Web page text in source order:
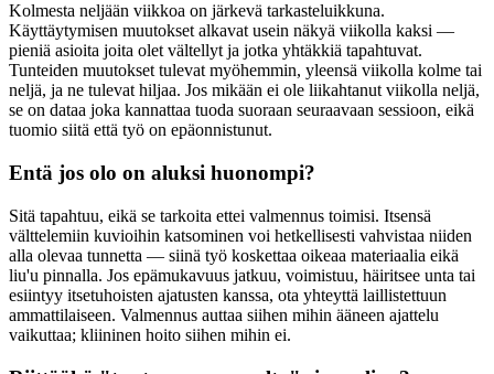
Kolmesta neljään viikkoa on järkevä tarkasteluikkuna.
Käyttäytymisen muutokset alkavat usein näkyä viikolla kaksi —
pieniä asioita joita olet vältellyt ja jotka yhtäkkiä tapahtuvat.
Tunteiden muutokset tulevat myöhemmin, yleensä viikolla kolme tai
neljä, ja ne tulevat hiljaa. Jos mikään ei ole liikahtanut viikolla neljä,
se on dataa joka kannattaa tuoda suoraan seuraavaan sessioon, eikä
tuomio siitä että työ on epäonnistunut.
Entä jos olo on aluksi huonompi?
Sitä tapahtuu, eikä se tarkoita ettei valmennus toimisi. Itsensä
välttelemiin kuvioihin katsominen voi hetkellisesti vahvistaa niiden
alla olevaa tunnetta — siinä työ koskettaa oikeaa materiaalia eikä
liu'u pinnalla. Jos epämukavuus jatkuu, voimistuu, häiritsee unta tai
esiintyy itsetuhoisten ajatusten kanssa, ota yhteyttä laillistettuun
ammattilaiseen. Valmennus auttaa siihen mihin ääneen ajattelu
vaikuttaa; kliininen hoito siihen mihin ei.